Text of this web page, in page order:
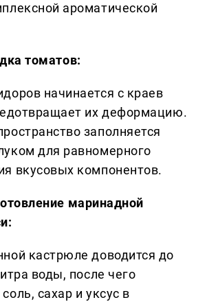
ароматической
томатов:
начинается с краев
их деформацию.
заполняется
для равномерного
вкусовых компонентов.
маринадной
кастрюле доводится до
воды, после чего
сахар и уксус в